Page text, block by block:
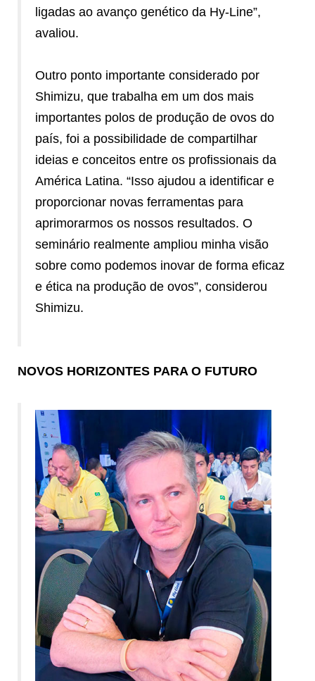
ligadas ao avanço genético da Hy-Line”,
avaliou.
Outro ponto importante considerado por
Shimizu, que trabalha em um dos mais
importantes polos de produção de ovos do
país, foi a possibilidade de compartilhar
ideias e conceitos entre os profissionais da
América Latina. “Isso ajudou a identificar e
proporcionar novas ferramentas para
aprimorarmos os nossos resultados. O
seminário realmente ampliou minha visão
sobre como podemos inovar de forma eficaz
e ética na produção de ovos”, considerou
Shimizu.
NOVOS HORIZONTES PARA O FUTURO